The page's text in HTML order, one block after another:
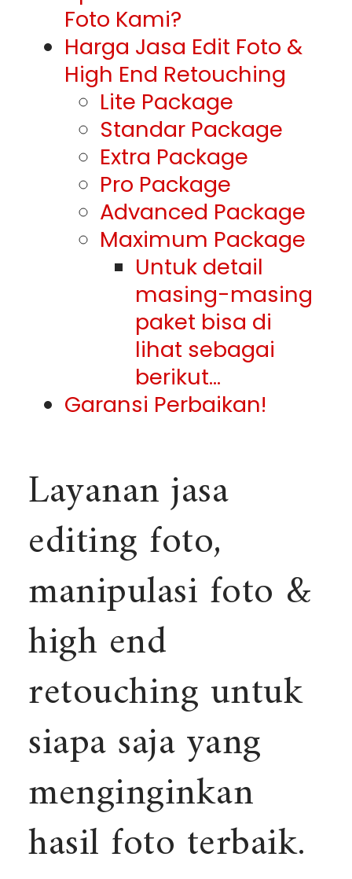
Foto Kami?
Harga Jasa Edit Foto &
High End Retouching
Lite Package
Standar Package
Extra Package
Pro Package
Advanced Package
Maximum Package
Untuk detail
masing-masing
paket bisa di
lihat sebagai
berikut…
Garansi Perbaikan!
Layanan jasa
editing foto,
manipulasi foto &
high end
retouching untuk
siapa saja yang
menginginkan
hasil foto terbaik.